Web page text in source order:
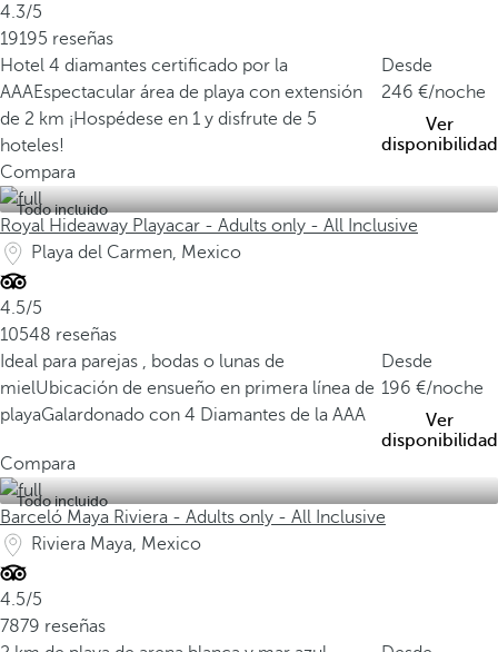
4.3/5
19195 reseñas
Hotel 4 diamantes certificado por la
AAAEspectacular área de playa con extensión
de 2 km ¡Hospédese en 1 y disfrute de 5
hoteles!
Desde
246
/noche
Ver
disponibilidad
Compara
Todo incluido
Royal Hideaway Playacar - Adults only - All Inclusive
Playa del Carmen, Mexico
4.5/5
10548 reseñas
Ideal para parejas , bodas o lunas de
mielUbicación de ensueño en primera línea de
playaGalardonado con 4 Diamantes de la AAA
Desde
196
/noche
Ver
disponibilidad
Compara
Todo incluido
Barceló Maya Riviera - Adults only - All Inclusive
Riviera Maya, Mexico
4.5/5
7879 reseñas